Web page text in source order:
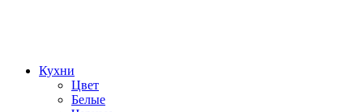
Кухни
Цвет
Белые